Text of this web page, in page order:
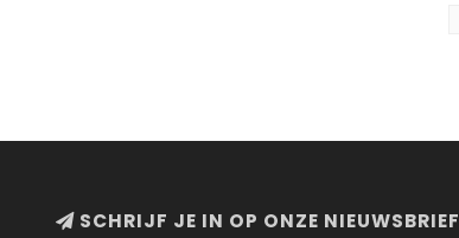
SCHRIJF JE IN OP ONZE NIEUWSBRIEF